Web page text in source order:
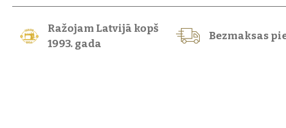
Ražojam Latvijā kopš
1993. gada
Bezmaksas